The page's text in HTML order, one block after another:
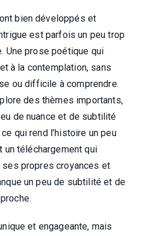
bien développés et
est parfois un peu trop
Une prose poétique qui
à la contemplation, sans
ou difficile à comprendre.
des thèmes importants,
de nuance et de subtilité
qui rend l’histoire un peu
un téléchargement qui
propres croyances et
un peu de subtilité et de
et engageante, mais